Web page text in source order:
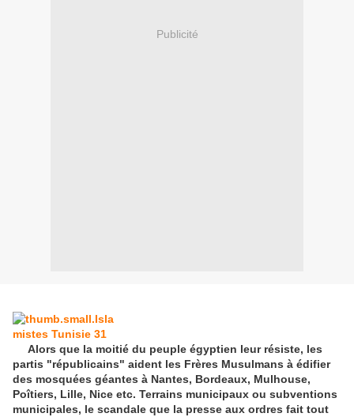
Publicité
Alors que la moitié du peuple égyptien leur résiste, les
partis "républicains" aident les Frères Musulmans à édifier
des mosquées géantes à Nantes, Bordeaux, Mulhouse,
Poîtiers, Lille, Nice etc. Terrains municipaux ou subventions
municipales, le scandale que la presse aux ordres fait tout